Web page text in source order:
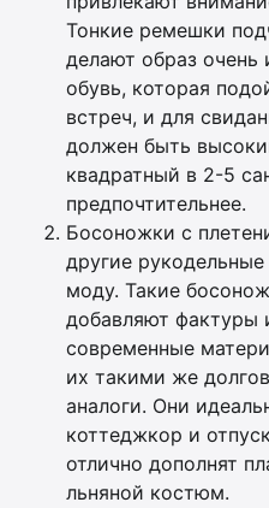
Тонкие ремешки
делают образ
обувь, которая
встреч, и для
должен быть
квадратный в 2-5
предпочтительнее.
Босоножки с
другие
моду. Такие
добавляют фактуры
современные
их такими же
аналоги. Они
коттеджкор и
отлично дополнят
льняной костюм.